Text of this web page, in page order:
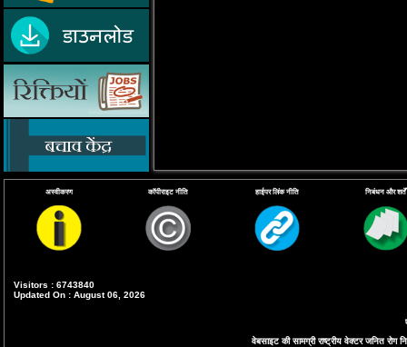
अस्वीकरण कॉपीराइट नीति हाईपर लिंक नीति निबंधन और शर्तें
Visitors : 6743840
Updated On : August 06, 2026
वेबसाइट की सामग्री राष्ट्रीय वेक्टर जनित रोग